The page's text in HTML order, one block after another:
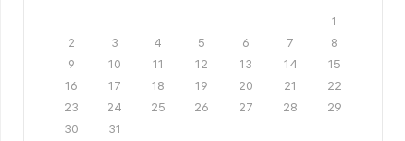
1
2
3 4 5 6 7
8
9
10 11 12 13 14
15
16
17 18 19 20 21
22
23
24 25 26 27 28
29
30
31